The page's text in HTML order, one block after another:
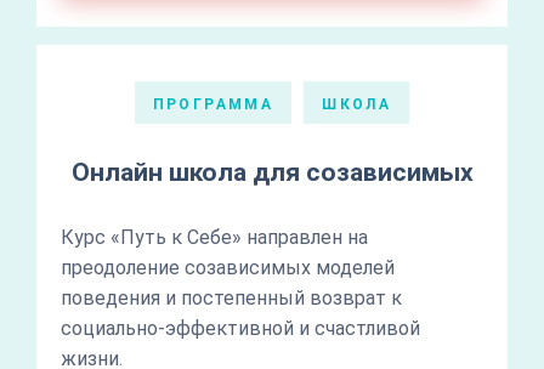
ПРОГРАММА ШКОЛА
Онлайн школа для созависимых
Курс «Путь к Себе» направлен на
преодоление созависимых моделей
поведения и постепенный возврат к
социально-эффективной и счастливой
жизни.